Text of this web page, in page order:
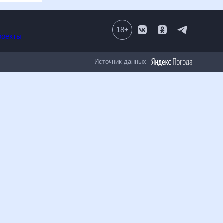
Все проекты
18+
Источник данных